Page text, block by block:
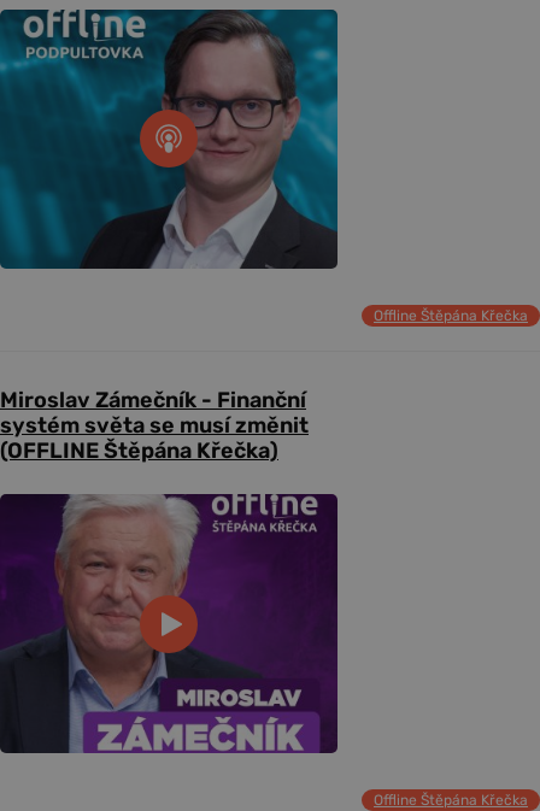
Offline Štěpána Křečka
Miroslav Zámečník - Finanční
systém světa se musí změnit
(OFFLINE Štěpána Křečka)
Offline Štěpána Křečka